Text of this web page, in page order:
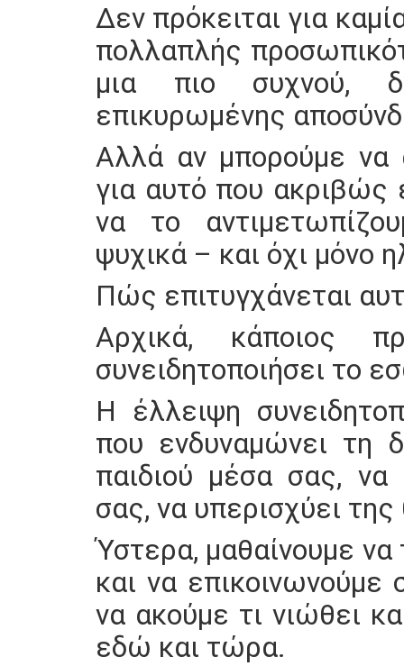
Δεν πρόκειται για
πολλαπλής
μια πιο συχνού,
επικυρωμένης
Αλλά αν μπορούμε να
για αυτό που ακριβώς
να το
ψυχικά – και όχι μόνο
Πώς επιτυγχάνεται
Αρχικά, κάποιος
συνειδητοποιήσει το
Η έλλειψη
που ενδυναμώνει τη
παιδιού μέσα σας, να
σας, να υπερισχύει
Ύστερα, μαθαίνουμε
και να επικοινωνούμε
να ακούμε τι νιώθει
εδώ και τώρα.